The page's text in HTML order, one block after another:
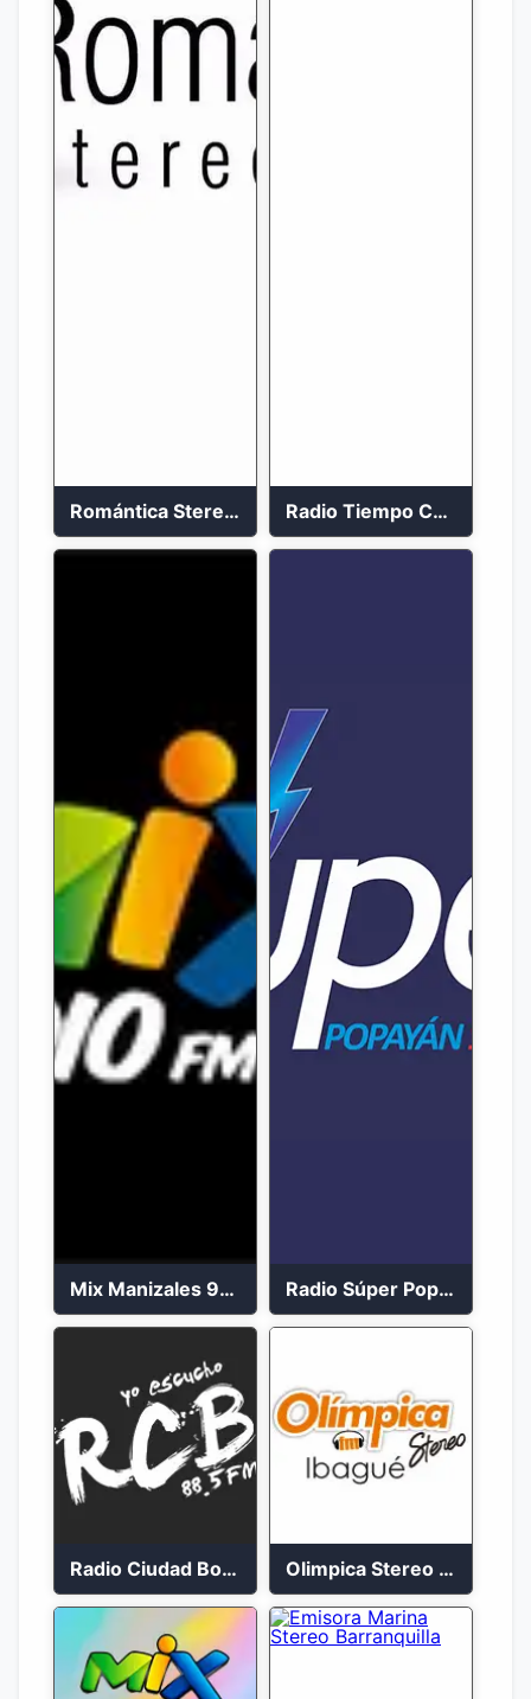
Romántica Stereo 88.1 FM Radio Tiempo Cali En Vivo 2023
Mix Manizales 95.1 FM en Vivo Radio Súper Popayán en vivo 2023
Radio Ciudad Bolívar 88.5 FM Olimpica Stereo Ibagué 94.3 FM